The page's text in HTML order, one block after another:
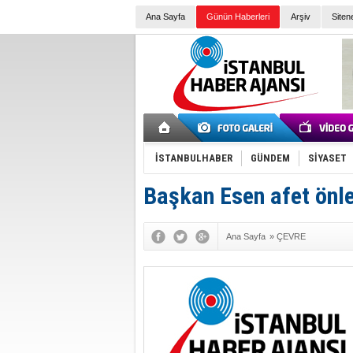
Ana Sayfa Günün Haberleri Arşiv
İSTANBULHABER GÜNDEM SİYASET
Başkan Esen afet
Ana Sayfa » ÇEVRE